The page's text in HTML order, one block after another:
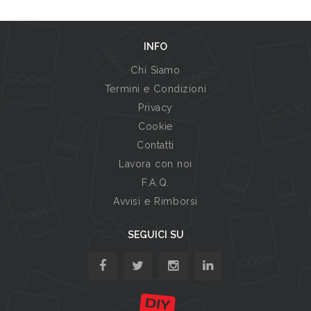
INFO
Chi Siamo
Termini e Condizioni
Privacy
Cookie
Contatti
Lavora con noi
F.A.Q.
Avvisi e Rimborsi
SEGUICI SU